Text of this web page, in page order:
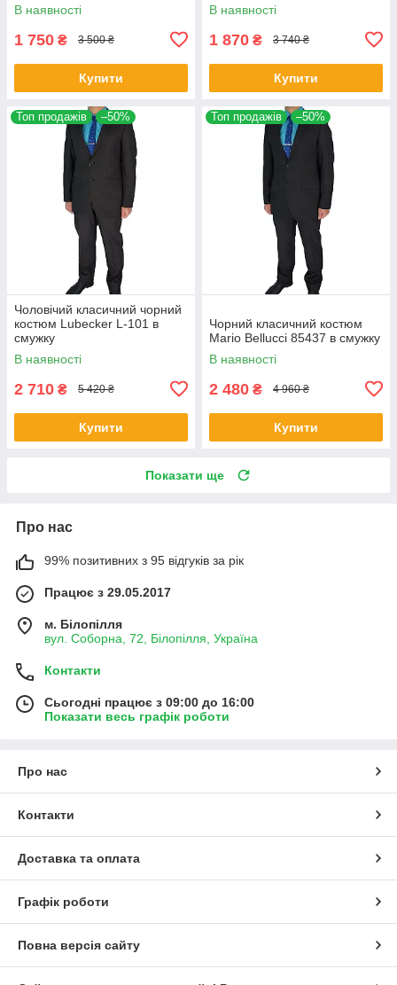
В наявності
1 750 ₴ 3 500 ₴
Купити
В наявності
1 870 ₴ 3 740 ₴
Купити
Топ продажів –50%
Чоловічий класичний чорний
костюм Lubecker L-101 в
смужку
В наявності
2 710 ₴ 5 420 ₴
Купити
Топ продажів –50%
Чорний класичний костюм
Mario Bellucci 85437 в смужку
В наявності
2 480 ₴ 4 960 ₴
Купити
Показати ще
Про нас
99% позитивних з 95 відгуків за рік
Працює з 29.05.2017
м. Білопілля
вул. Соборна, 72, Білопілля, Україна
Контакти
Сьогодні працює з 09:00 до 16:00
Показати весь графік роботи
Про нас
Контакти
Доставка та оплата
Графік роботи
Повна версія сайту